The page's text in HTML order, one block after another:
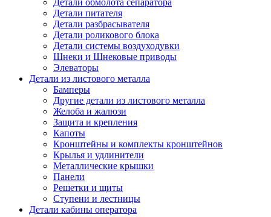
Детали обмолота сепаратора
Детали питателя
Детали разбрасывателя
Детали роликового блока
Детали системы воздуходувки
Шнеки и Шнековые приводы
Элеваторы
Детали из листового металла
Бамперы
Другие детали из листового металла
Желоба и жалюзи
Защита и крепления
Капоты
Кронштейны и комплекты кронштейнов
Крылья и удлинители
Металлические крышки
Панели
Решетки и щиты
Ступени и лестницы
Детали кабины оператора